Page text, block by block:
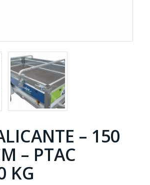
– 150
– PTAC
KG